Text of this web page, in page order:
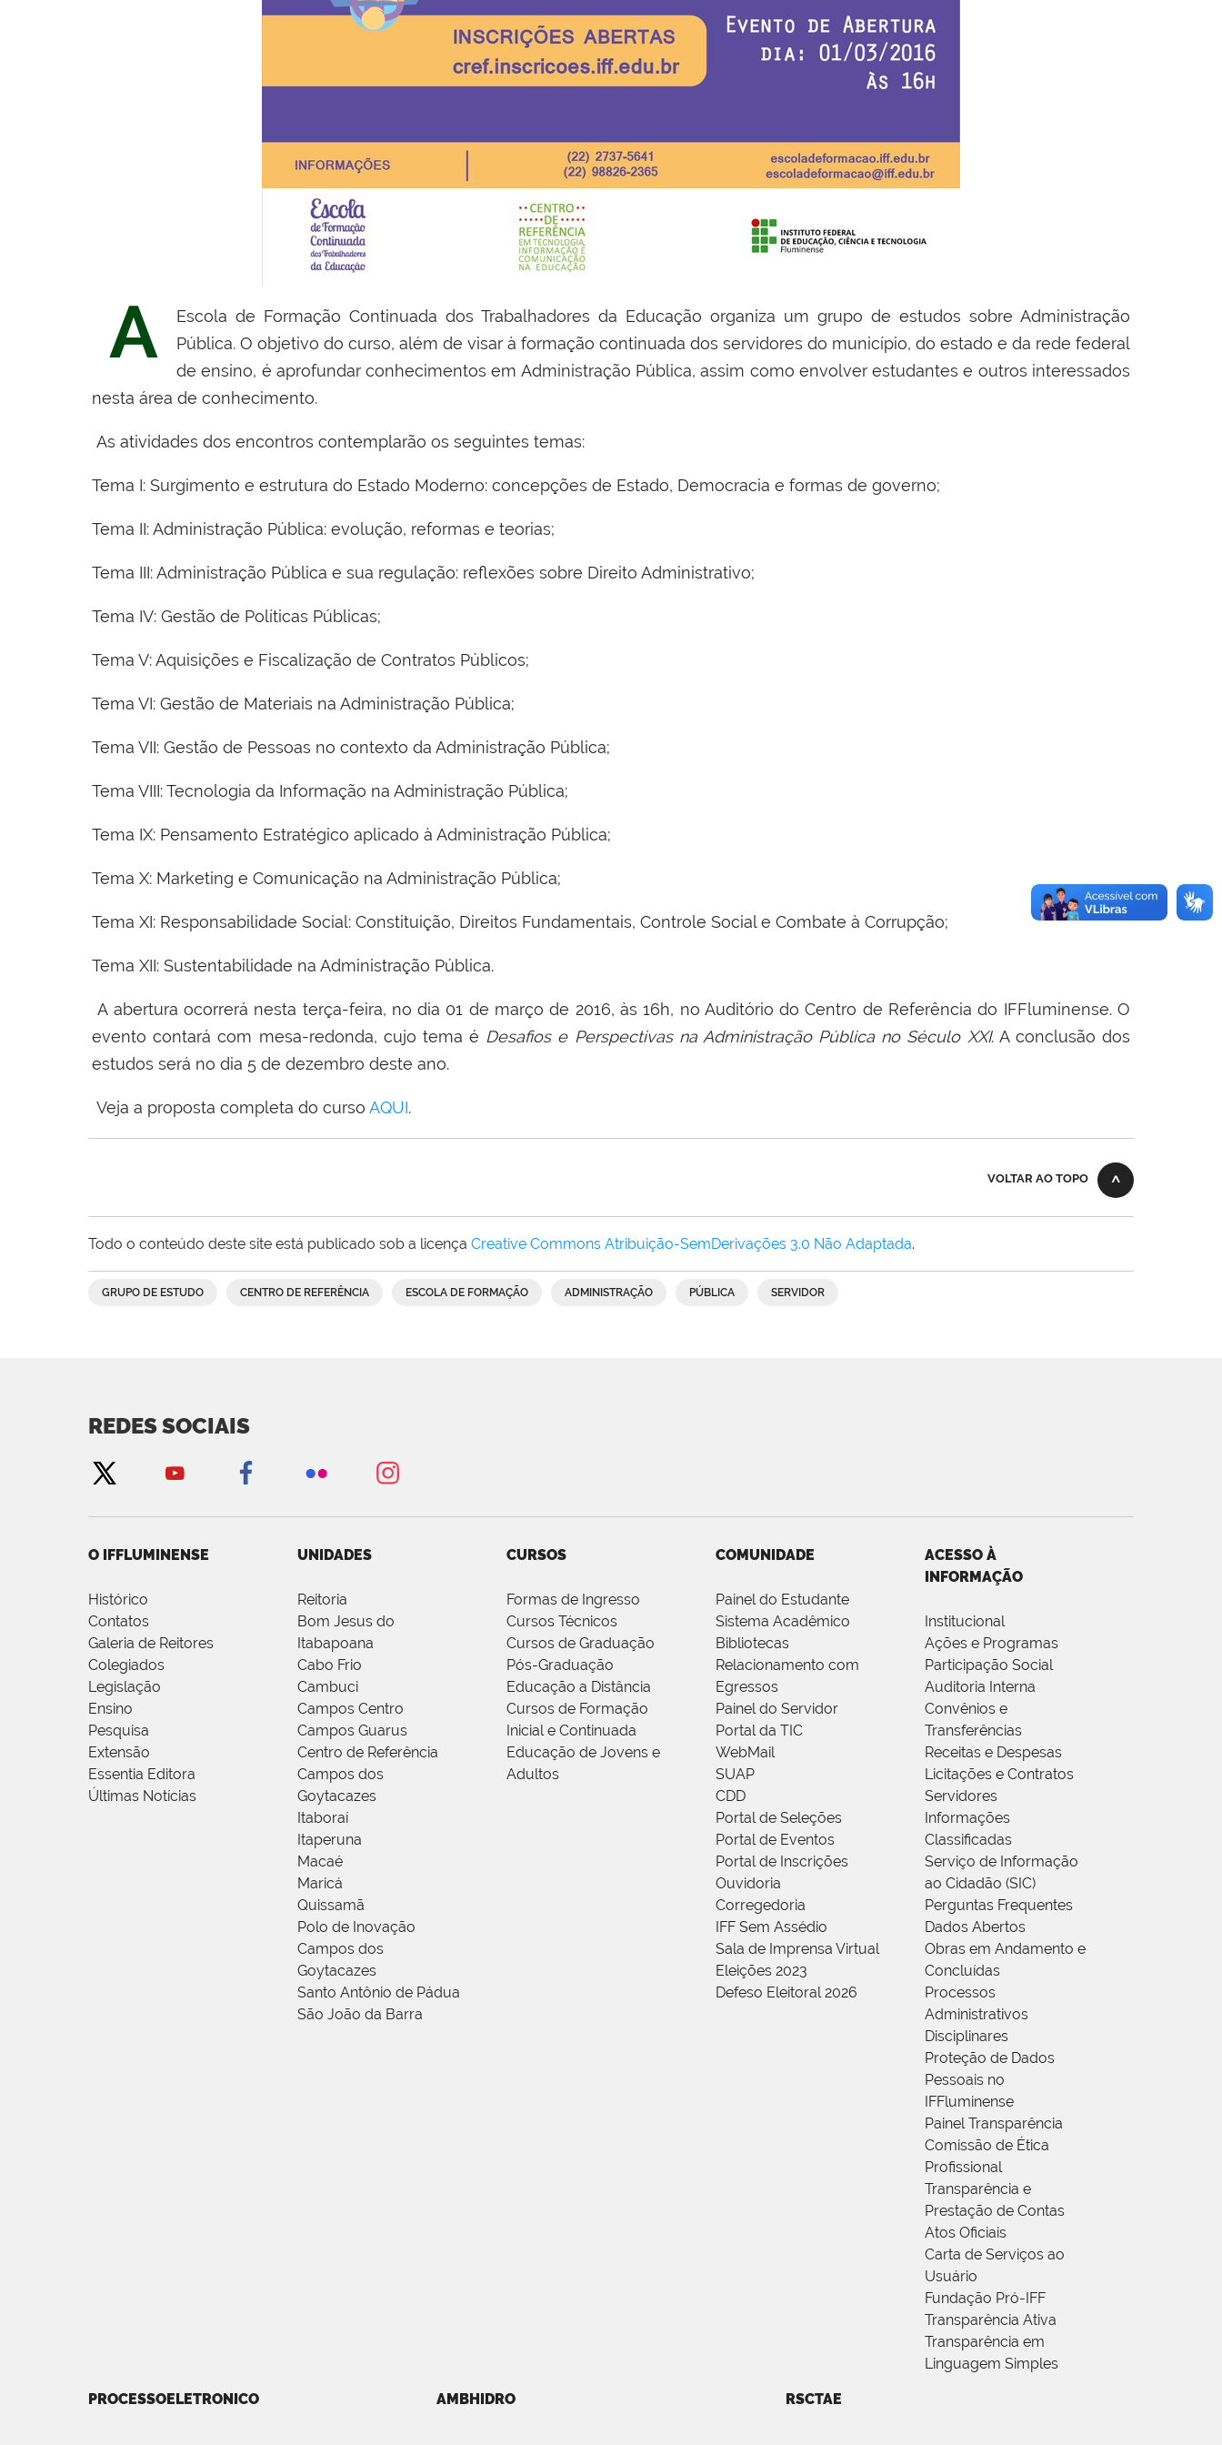
A
Escola de Formação Continuada dos Trabalhadores da Educação organiza um grupo de estudos sobre Administração
Pública. O objetivo do curso, além de visar à formação continuada dos servidores do município, do estado e da rede federal
de ensino, é aprofundar conhecimentos em Administração Pública, assim como envolver estudantes e outros interessados
nesta área de conhecimento.
As atividades dos encontros contemplarão os seguintes temas:
Tema I: Surgimento e estrutura do Estado Moderno: concepções de Estado, Democracia e formas de governo;
Tema II: Administração Pública: evolução, reformas e teorias;
Tema III: Administração Pública e sua regulação: reflexões sobre Direito Administrativo;
Tema IV: Gestão de Políticas Públicas;
Tema V: Aquisições e Fiscalização de Contratos Públicos;
Tema VI: Gestão de Materiais na Administração Pública;
Tema VII: Gestão de Pessoas no contexto da Administração Pública;
Tema VIII: Tecnologia da Informação na Administração Pública;
Tema IX: Pensamento Estratégico aplicado à Administração Pública;
Tema X: Marketing e Comunicação na Administração Pública;
Tema XI: Responsabilidade Social: Constituição, Direitos Fundamentais, Controle Social e Combate à Corrupção;
Tema XII: Sustentabilidade na Administração Pública.
A abertura ocorrerá nesta terça-feira, no dia 01 de março de 2016, às 16h, no Auditório do Centro de Referência do IFFluminense. O
evento contará com mesa-redonda, cujo tema é Desafios e Perspectivas na Administração Pública no Século XXI. A conclusão dos
estudos será no dia 5 de dezembro deste ano.
Veja a proposta completa do curso AQUI.
VOLTAR AO TOPO
Todo o conteúdo deste site está publicado sob a licença Creative Commons Atribuição-SemDerivações 3.0 Não Adaptada.
GRUPO DE ESTUDO CENTRO DE REFERÊNCIA ESCOLA DE FORMAÇÃO ADMINISTRAÇÃO PÚBLICA SERVIDOR
REDES SOCIAIS
O IFFLUMINENSE
Histórico
Contatos
Galeria de Reitores
Colegiados
Legislação
Ensino
Pesquisa
Extensão
Essentia Editora
Últimas Notícias
UNIDADES
Reitoria
Bom Jesus do
Itabapoana
Cabo Frio
Cambuci
Campos Centro
Campos Guarus
Centro de Referência
Campos dos
Goytacazes
Itaboraí
Itaperuna
Macaé
Maricá
Quissamã
Polo de Inovação
Campos dos
Goytacazes
Santo Antônio de Pádua
São João da Barra
CURSOS
Formas de Ingresso
Cursos Técnicos
Cursos de Graduação
Pós-Graduação
Educação a Distância
Cursos de Formação
Inicial e Continuada
Educação de Jovens e
Adultos
COMUNIDADE
Painel do Estudante
Sistema Acadêmico
Bibliotecas
Relacionamento com
Egressos
Painel do Servidor
Portal da TIC
WebMail
SUAP
CDD
Portal de Seleções
Portal de Eventos
Portal de Inscrições
Ouvidoria
Corregedoria
IFF Sem Assédio
Sala de Imprensa Virtual
Eleições 2023
Defeso Eleitoral 2026
ACESSO À
INFORMAÇÃO
Institucional
Ações e Programas
Participação Social
Auditoria Interna
Convênios e
Transferências
Receitas e Despesas
Licitações e Contratos
Servidores
Informações
Classificadas
Serviço de Informação
ao Cidadão (SIC)
Perguntas Frequentes
Dados Abertos
Obras em Andamento e
Concluídas
Processos
Administrativos
Disciplinares
Proteção de Dados
Pessoais no
IFFluminense
Painel Transparência
Comissão de Ética
Profissional
Transparência e
Prestação de Contas
Atos Oficiais
Carta de Serviços ao
Usuário
Fundação Pró-IFF
Transparência Ativa
Transparência em
Linguagem Simples
PROCESSOELETRONICO AMBHIDRO RSCTAE